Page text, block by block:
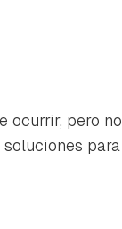
ocurrir, pero no
para